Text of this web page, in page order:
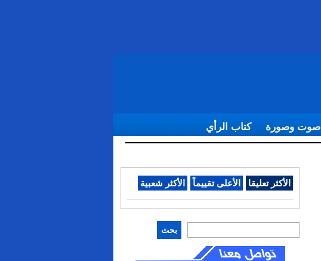
صوت وصورة كتاب الرأي
الأكثر تعليقا الأعلى تقييماً الأكثر شعبية
بحث